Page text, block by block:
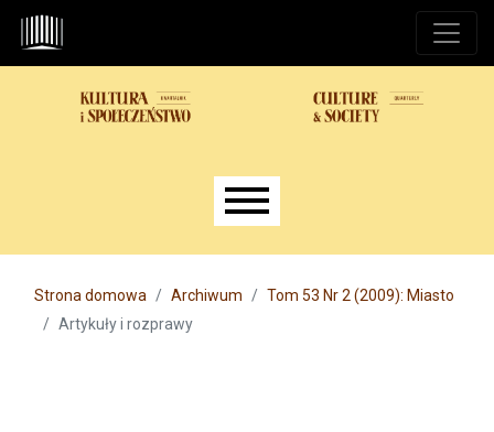
Przejdź do głównego menu
Przejdź do sekcji głównej
Przejdź do stopki
Main menu
Strona domowa Archiwum
Tom 53 Nr 2 (2009): Miasto
Artykuły i rozprawy